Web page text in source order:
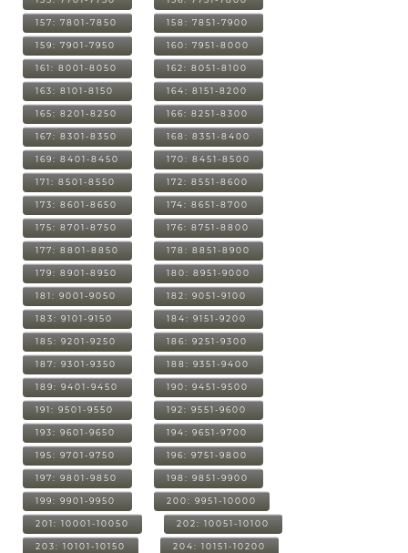
157: 7801-7850 158: 7851-7900
159: 7901-7950 160: 7951-8000
161: 8001-8050 162: 8051-8100
163: 8101-8150 164: 8151-8200
165: 8201-8250 166: 8251-8300
167: 8301-8350 168: 8351-8400
169: 8401-8450 170: 8451-8500
171: 8501-8550 172: 8551-8600
173: 8601-8650 174: 8651-8700
175: 8701-8750 176: 8751-8800
177: 8801-8850 178: 8851-8900
179: 8901-8950 180: 8951-9000
181: 9001-9050 182: 9051-9100
183: 9101-9150 184: 9151-9200
185: 9201-9250 186: 9251-9300
187: 9301-9350 188: 9351-9400
189: 9401-9450 190: 9451-9500
191: 9501-9550 192: 9551-9600
193: 9601-9650 194: 9651-9700
195: 9701-9750 196: 9751-9800
197: 9801-9850 198: 9851-9900
199: 9901-9950 200: 9951-10000
201: 10001-10050 202: 10051-10100
203: 10101-10150 204: 10151-10200